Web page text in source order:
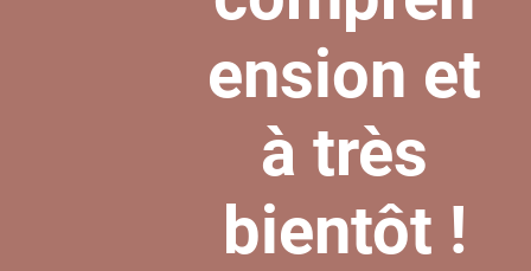
ension et
à très
bientôt !